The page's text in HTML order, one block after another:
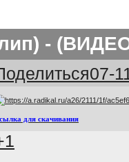
-
07-
для скачивания